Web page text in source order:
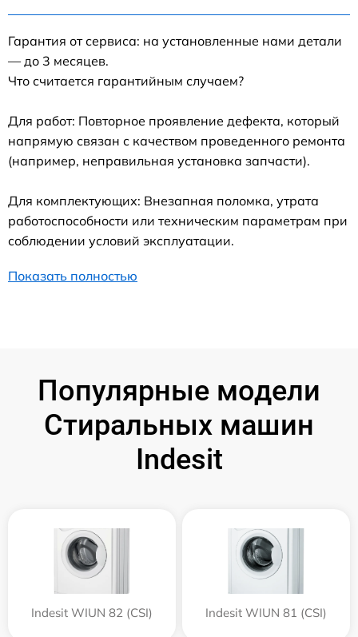
Гарантия от сервиса: на установленные нами детали
— до 3 месяцев.
Что считается гарантийным случаем?
Для работ: Повторное проявление дефекта, который
напрямую связан с качеством проведенного ремонта
(например, неправильная установка запчасти).
Для комплектующих: Внезапная поломка, утрата
работоспособности или техническим параметрам при
соблюдении условий эксплуатации.
Показать полностью
Популярные модели
Стиральных машин
Indesit
Indesit WIUN 82 (CSI) Indesit WIUN 81 (CSI)